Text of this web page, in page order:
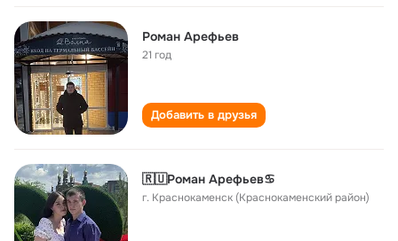
Роман Арефьев
21 год
Добавить в друзья
🇷🇺Роман Арефьев♋
г. Краснокаменск (Краснокаменский район)